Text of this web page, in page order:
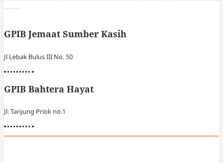
GPIB Jemaat Sumber Kasih
Jl Lebak Bulus III No. 50
GPIB Bahtera Hayat
Jl. Tanjung Priok no.1